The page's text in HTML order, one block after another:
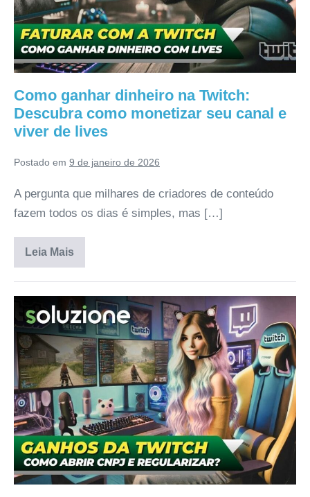
Como ganhar dinheiro na Twitch:
Descubra como monetizar seu canal e
viver de lives
Postado em 9 de janeiro de 2026
A pergunta que milhares de criadores de conteúdo
fazem todos os dias é simples, mas […]
Leia Mais